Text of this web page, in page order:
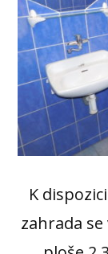
K
zahrada